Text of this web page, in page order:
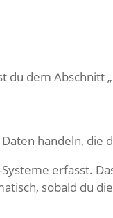
dem Abschnitt
handeln, die
erfasst.
sobald du